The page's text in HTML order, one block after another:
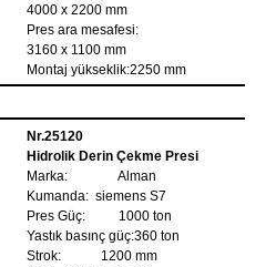
4000 x 2200 mm
Pres ara mesafesi:
3160 x 1100 mm
Montaj yükseklik:2250 mm
Nr.25120
Hidrolik Derin Çekme Presi
Marka: Alman
Kumanda: siemens S7
Pres Güç: 1000 ton
Yastık basınç güç:360 ton
Strok: 1200 mm